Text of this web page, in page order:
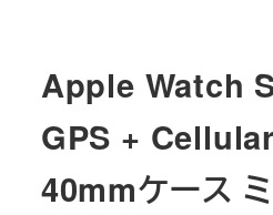
Apple Watch
GPS + Cellular
40mmケース ミ